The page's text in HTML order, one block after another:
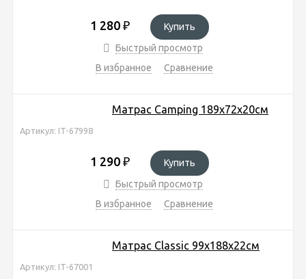
1 280 ₽
Купить
Быстрый просмотр
В избранное
Сравнение
Матрас Camping 189х72х20см
Артикул: IT-67998
1 290 ₽
Купить
Быстрый просмотр
В избранное
Сравнение
Матрас Classic 99х188х22см
Артикул: IT-67001